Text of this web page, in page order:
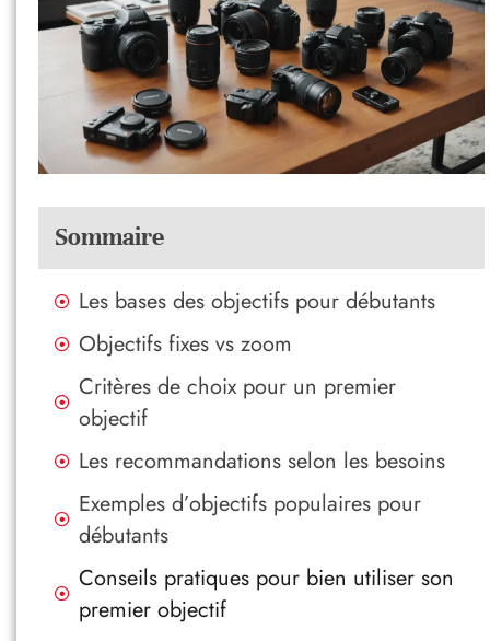
Sommaire
Les bases des objectifs pour débutants
Objectifs fixes vs zoom
Critères de choix pour un premier
objectif
Les recommandations selon les besoins
Exemples d’objectifs populaires pour
débutants
Conseils pratiques pour bien utiliser son
premier objectif